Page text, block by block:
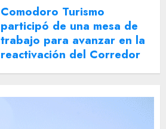
Comodoro Turismo
participó de una mesa de
trabajo para avanzar en la
reactivación del Corredor